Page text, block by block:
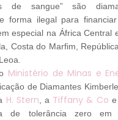
de sangue” são
forma ilegal para
especial na África Central
Costa do Marfim,
Ministério de Minas e
de Diamantes
H. Stern , a Tiffany & Co
de tolerância zero em